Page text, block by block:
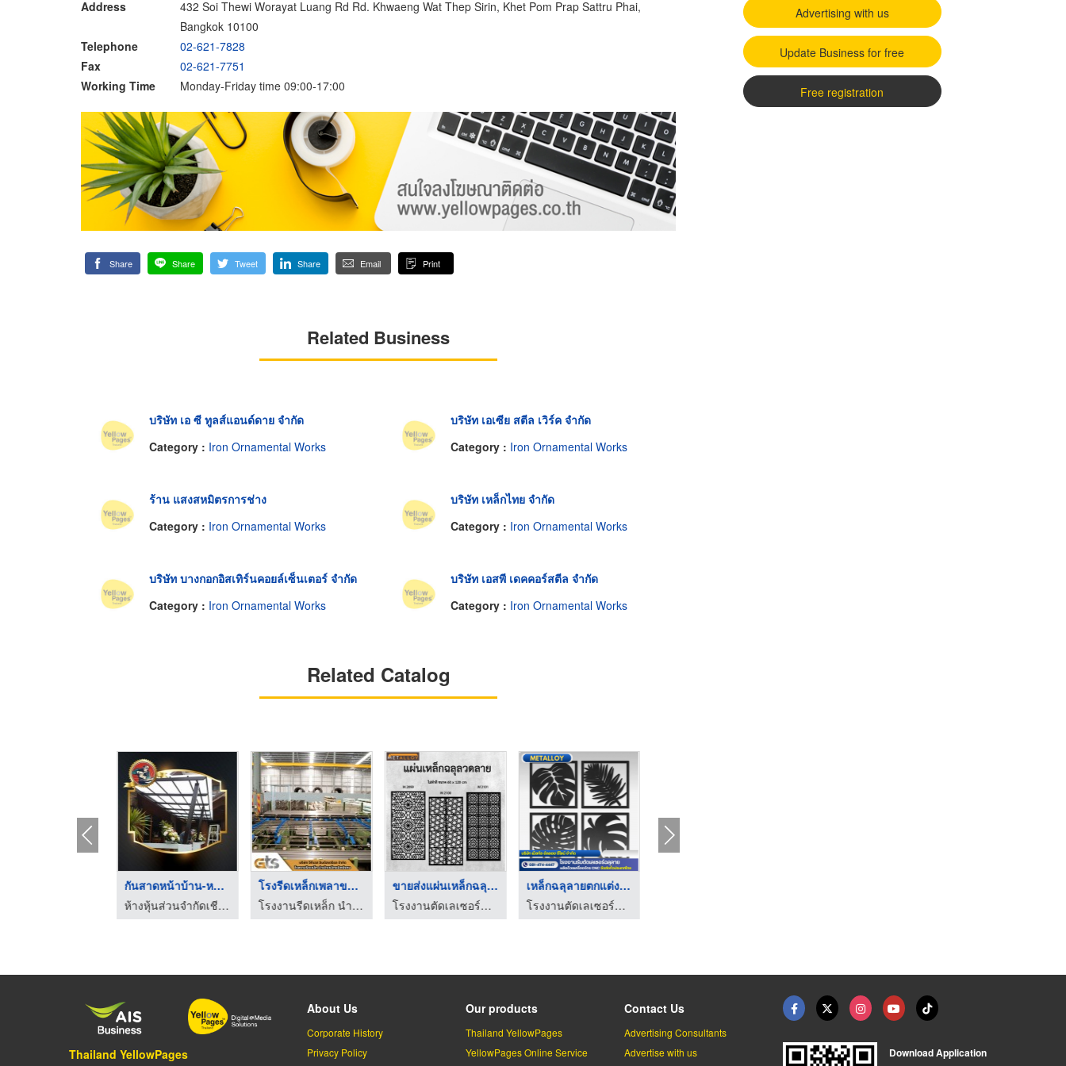
Address
432 Soi Thewi Worayat Luang Rd Rd. Khwaeng Wat Thep Sirin, Khet Pom Prap Sattru Phai,
Bangkok 10100
Telephone
02-621-7828
Fax
02-621-7751
Working Time
Monday-Friday time 09:00-17:00
Share Share Tweet Share Email Print
Related Business
บริษัท เอ ซี ทูลส์แอนด์ดาย จำกัด
Category : Iron Ornamental Works
บริษัท เอเซีย สตีล เวิร์ค จำกัด
Category : Iron Ornamental Works
ร้าน แสงสหมิตรการช่าง
Category : Iron Ornamental Works
บริษัท เหล็กไทย จำกัด
Category : Iron Ornamental Works
บริษัท บางกอกอิสเทิร์นคอยล์เซ็นเตอร์ จำกัด
Category : Iron Ornamental Works
บริษัท เอสพี เดคคอร์สตีล จำกัด
Category : Iron Ornamental Works
Related Catalog
กันสาดหน้าบ้าน-หลังค ...
ห้างหุ้นส่วนจำกัดเชียงรายกิจการ 2017
โรงรีดเหล็กเพลาขาว B ...
โรงงานรีดเหล็ก นำเข้าเหล็กชนิดพิเศษ
ขายส่งแผ่นเหล็กฉลุลา ...
โรงงานตัดเลเซอร์ฉลุลาย - เม็ลทัล อัลลอย ดีไซน์
เหล็กฉลุลายตกแต่งผนั ...
โรงงานตัดเลเซอร์ฉลุลาย - เม็ลทัล อัลลอย ดีไซน์
Advertising with us
Update Business for free
Free registration
Thailand YellowPages
About Us
Corporate History
Privacy Policy
Our products
Thailand YellowPages
YellowPages Online Service
Contact Us
Advertising Consultants
Advertise with us
Download Application